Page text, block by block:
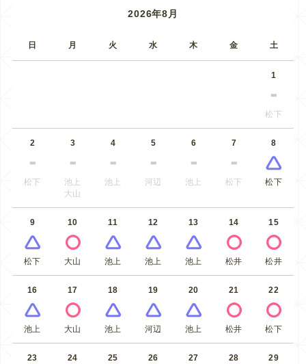
2026年8月
日 月 火 水 木 金 土
1
松下
2
松下
3
池上
大山
4
池上
5
河辺
6
池上
7
松下
8
松下
9
松下
10
大山
11
池上
12
池上
13
池上
14
松井
15
松井
16
池上
17
大山
18
池上
19
河辺
20
池上
21
松井
22
松下
23 24 25 26 27 28 29